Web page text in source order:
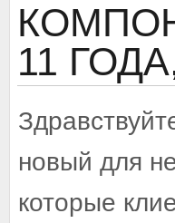
11
новый для
которые